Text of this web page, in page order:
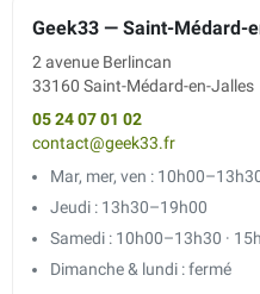
Geek33 — Saint-Médard-
2 avenue Berlincan
33160 Saint-Médard-en-Jalles
05 24 07 01 02
contact@geek33.fr
Mar, mer, ven :
Jeudi : 13h30–19h00
Samedi : 10h00–13h30 ·
Dimanche & lundi : fermé